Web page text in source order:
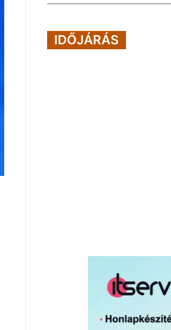
IDŐJÁRÁS